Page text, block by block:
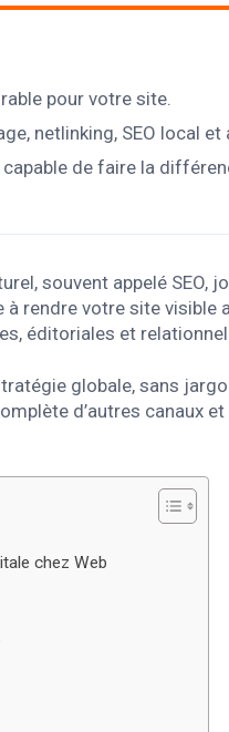
pour votre site.
netlinking, SEO local et
de faire la
souvent appelé SEO,
rendre votre site visible
éditoriales et
globale, sans
d’autres canaux
chez Web